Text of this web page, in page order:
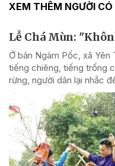
XEM THÊM NGƯỜI CÓ
Lễ Chá Mùn:
Ở bản Ngàm Pốc, xã Yên
tiếng chiêng, tiếng trống
rừng, người dân lại nhắc